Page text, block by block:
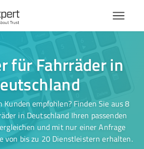
für Fahrräder in
empfohlen? Finden Sie aus 8
in Deutschland Ihren passenden
und mit nur einer Anfrage
von bis zu 20 Dienstleistern erhalten.